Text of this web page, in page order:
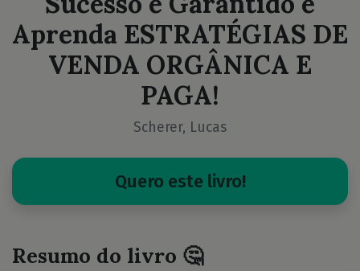
Aprenda ESTRATÉGIAS DE
VENDA ORGÂNICA E
PAGA!
Scherer, Lucas
Quero este livro!
Resumo do livro 🤔